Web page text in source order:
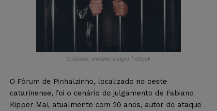
Créditos: stevano vicigor | iStock
O Fórum de Pinhalzinho, localizado no oeste
catarinense, foi o cenário do julgamento de Fabiano
Kipper Mai, atualmente com 20 anos, autor do ataque